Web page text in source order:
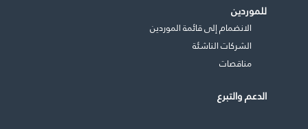
للموردين
الانضمام إلى قائمة الموردين
الشركات الناشئة
مناقصات
الدعم والتبرع